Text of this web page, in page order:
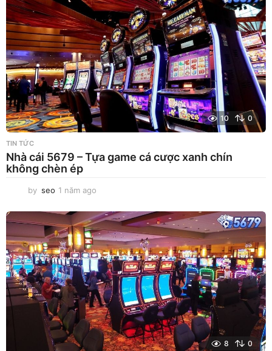
o
10 0
TIN TỨC
Nhà cái 5679 – Tựa game cá cược xanh chín
không chèn ép
by seo 1 năm ago
ă
m
a
g
o
8 0